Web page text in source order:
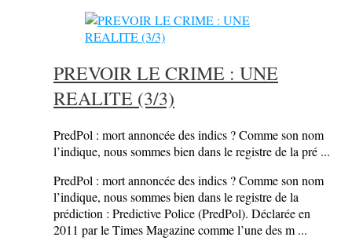
PREVOIR LE CRIME : UNE
REALITE (3/3)
PredPol : mort annoncée des indics ? Comme son nom
l’indique, nous sommes bien dans le registre de la pré ...
PredPol : mort annoncée des indics ? Comme son nom
l’indique, nous sommes bien dans le registre de la
prédiction : Predictive Police (PredPol). Déclarée en
2011 par le Times Magazine comme l’une des m ...